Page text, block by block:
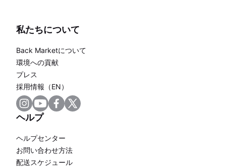
私たちについて
Back Marketについて
環境への貢献
プレス
採用情報（EN）
ヘルプ
ヘルプセンター
お問い合わせ方法
配送スケジュール